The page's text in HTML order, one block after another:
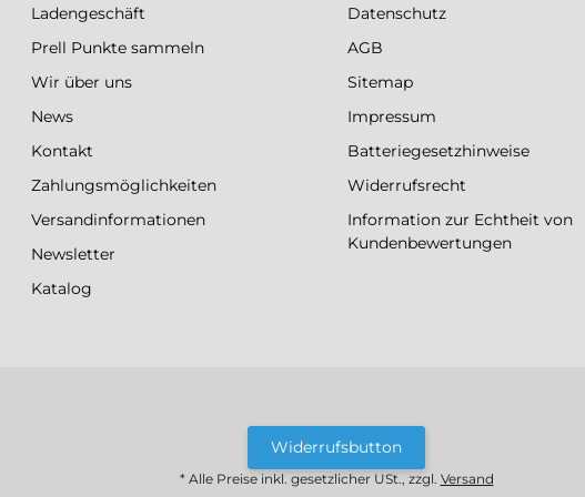
Ladengeschäft
Prell Punkte sammeln
Wir über uns
News
Kontakt
Zahlungsmöglichkeiten
Versandinformationen
Newsletter
Katalog
Datenschutz
AGB
Sitemap
Impressum
Batteriegesetzhinweise
Widerrufsrecht
Information zur Echtheit von
Kundenbewertungen
Widerrufsbutton
* Alle Preise inkl. gesetzlicher USt., zzgl. Versand